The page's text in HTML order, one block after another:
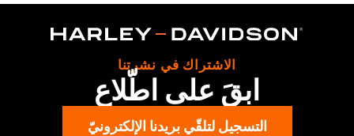
In the Box: Insert
,,,,,,,,,,,,,,,,,,,,,,,,,,,,,,,,,,,,,,,,,,,,,,,,,,,,,,,,,,,,,,,,,,,,
الاشتراك في نشرتنا
ابقَ على اطّلاع
التسجيل لتلقّي بريدنا الإلكترونيّ